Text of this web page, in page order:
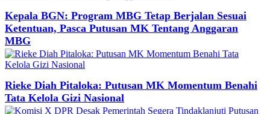
Kepala BGN: Program MBG Tetap Berjalan Sesuai
Ketentuan, Pasca Putusan MK Tentang Anggaran
MBG
Rieke Diah Pitaloka: Putusan MK Momentum Benahi
Tata Kelola Gizi Nasional